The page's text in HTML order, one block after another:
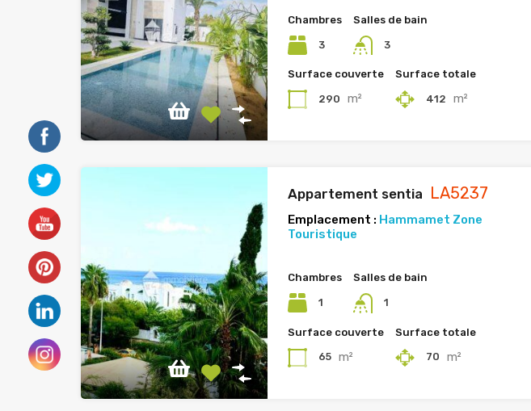
Chambres
3
Salles de bain
3
Surface couverte
290 m²
Surface totale
412 m²
Appartement sentia LA5237
Emplacement : Hammamet Zone
Touristique
Chambres
1
Salles de bain
1
Surface couverte
65 m²
Surface totale
70 m²